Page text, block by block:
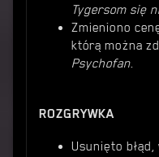
Tygersom się
Zmieniono
którą można
Psychofan.
ROZGRYWKA
Usunięto